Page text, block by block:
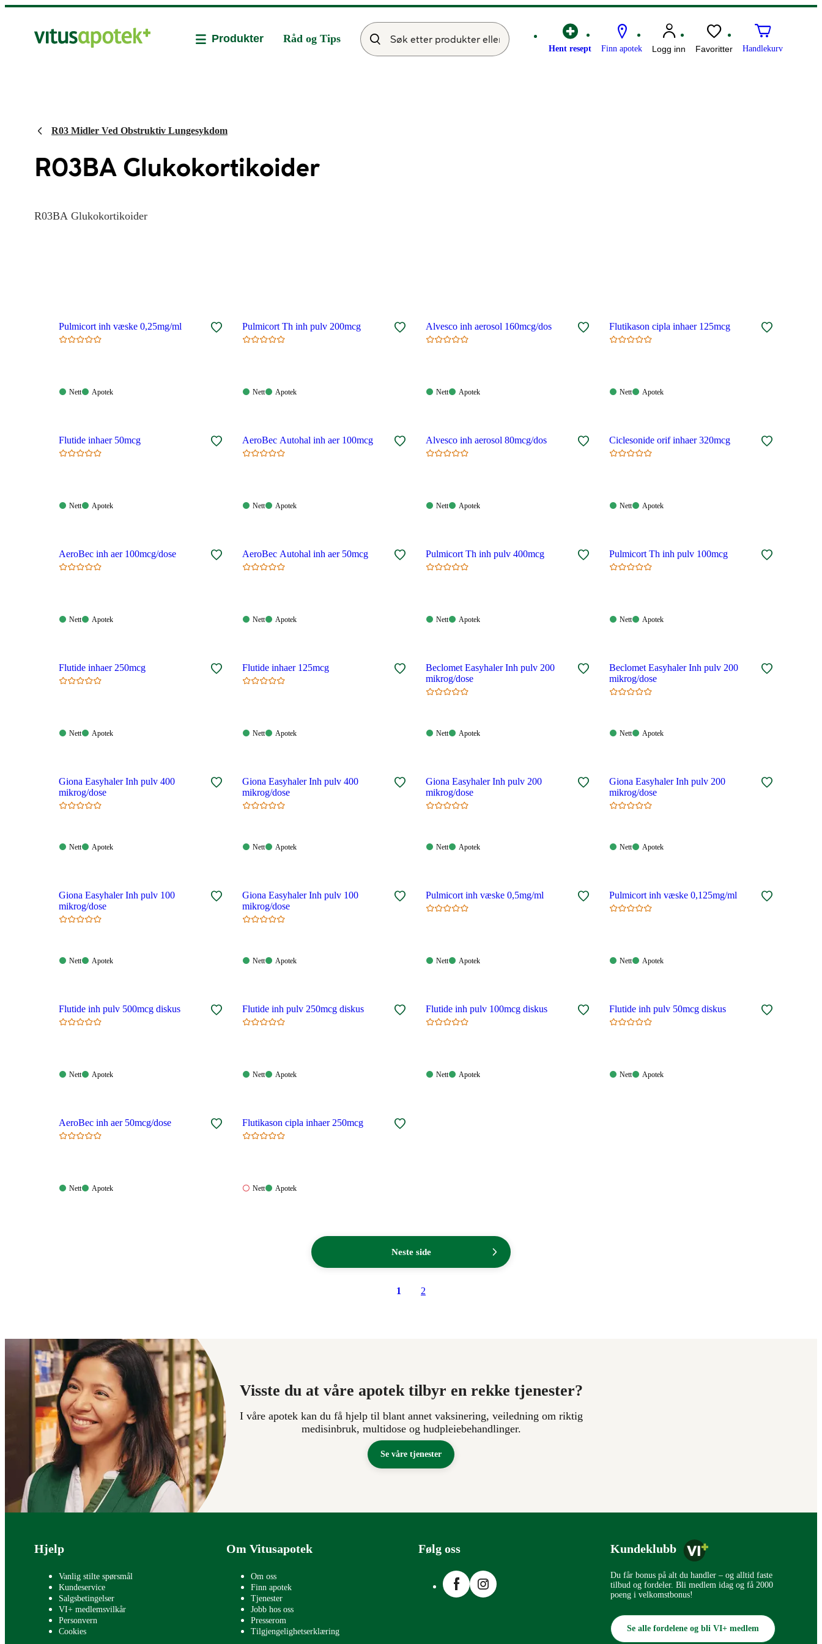
Hent resept Finn apotek Logg inn Favoritter Handlekurv
Produkter Råd og Tips
R03 Midler Ved Obstruktiv Lungesykdom
R03BA Glukokortikoider
R03BA Glukokortikoider
Pulmicort inh væske 0,25mg/ml
Nett:
Nett
Apotek:
Apotek
Pulmicort Th inh pulv 200mcg
Nett:
Nett
Apotek:
Apotek
Alvesco inh aerosol 160mcg/dos
Nett:
Nett
Apotek:
Apotek
Flutikason cipla inhaer 125mcg
Nett:
Nett
Apotek:
Apotek
Flutide inhaer 50mcg
Nett:
Nett
Apotek:
Apotek
AeroBec Autohal inh aer 100mcg
Nett:
Nett
Apotek:
Apotek
Alvesco inh aerosol 80mcg/dos
Nett:
Nett
Apotek:
Apotek
Ciclesonide orif inhaer 320mcg
Nett:
Nett
Apotek:
Apotek
AeroBec inh aer 100mcg/dose
Nett:
Nett
Apotek:
Apotek
AeroBec Autohal inh aer 50mcg
Nett:
Nett
Apotek:
Apotek
Pulmicort Th inh pulv 400mcg
Nett:
Nett
Apotek:
Apotek
Pulmicort Th inh pulv 100mcg
Nett:
Nett
Apotek:
Apotek
Flutide inhaer 250mcg
Nett:
Nett
Apotek:
Apotek
Flutide inhaer 125mcg
Nett:
Nett
Apotek:
Apotek
Beclomet Easyhaler Inh pulv 200
mikrog/dose
Nett:
Nett
Apotek:
Apotek
Beclomet Easyhaler Inh pulv 200
mikrog/dose
Nett:
Nett
Apotek:
Apotek
Giona Easyhaler Inh pulv 400
mikrog/dose
Nett:
Nett
Apotek:
Apotek
Giona Easyhaler Inh pulv 400
mikrog/dose
Nett:
Nett
Apotek:
Apotek
Giona Easyhaler Inh pulv 200
mikrog/dose
Nett:
Nett
Apotek:
Apotek
Giona Easyhaler Inh pulv 200
mikrog/dose
Nett:
Nett
Apotek:
Apotek
Giona Easyhaler Inh pulv 100
mikrog/dose
Nett:
Nett
Apotek:
Apotek
Giona Easyhaler Inh pulv 100
mikrog/dose
Nett:
Nett
Apotek:
Apotek
Pulmicort inh væske 0,5mg/ml
Nett:
Nett
Apotek:
Apotek
Pulmicort inh væske 0,125mg/ml
Nett:
Nett
Apotek:
Apotek
Flutide inh pulv 500mcg diskus
Nett:
Nett
Apotek:
Apotek
Flutide inh pulv 250mcg diskus
Nett:
Nett
Apotek:
Apotek
Flutide inh pulv 100mcg diskus
Nett:
Nett
Apotek:
Apotek
Flutide inh pulv 50mcg diskus
Nett:
Nett
Apotek:
Apotek
AeroBec inh aer 50mcg/dose
Nett:
Nett
Apotek:
Apotek
Flutikason cipla inhaer 250mcg
Nett:
Nett
Apotek:
Apotek
Neste side
1 2
Visste du at våre apotek tilbyr en rekke tjenester?
I våre apotek kan du få hjelp til blant annet vaksinering, veiledning om riktig
medisinbruk, multidose og hudpleiebehandlinger.
Se våre tjenester
Bunntekst
Hjelp
Vanlig stilte spørsmål
Kundeservice
Salgsbetingelser
VI+ medlemsvilkår
Personvern
Cookies
Om Vitusapotek
Om oss
Finn apotek
Tjenester
Jobb hos oss
Presserom
Tilgjengelighetserklæring
Følg oss
FacebookInstagram
Kundeklubb
Du får bonus på alt du handler – og alltid faste
tilbud og fordeler. Bli medlem idag og få 2000
poeng i velkomstbonus!
Se alle fordelene og bli VI+ medlem